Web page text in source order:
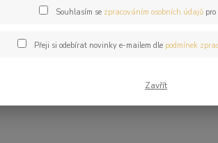
Náramky Náramek z přírodních
z přírodních
Souhlasím se zpracováním osobních údajůpro
Přeji si odebírat novinky e-mailem dle podmínek
Zavřít